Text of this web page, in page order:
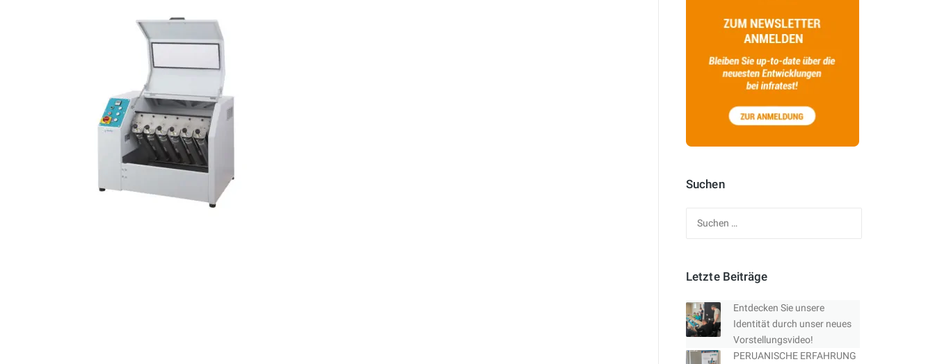
Suchen
Letzte Beiträge
Entdecken Sie unsere
Identität durch unser neues
Vorstellungsvideo!
PERUANISCHE ERFAHRUNG